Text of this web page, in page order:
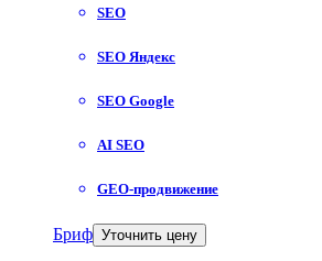
SEO
SEO Яндекс
SEO Google
AI SEO
GEO-продвижение
Бриф Уточнить цену